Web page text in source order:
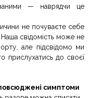
— наврядчи це
не почуваєте себе
Наша свідомість може не
але підсвідомо ми
прислухатись до своєї
симптоми